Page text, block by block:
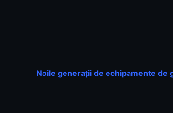
Noile generații de echipamente de